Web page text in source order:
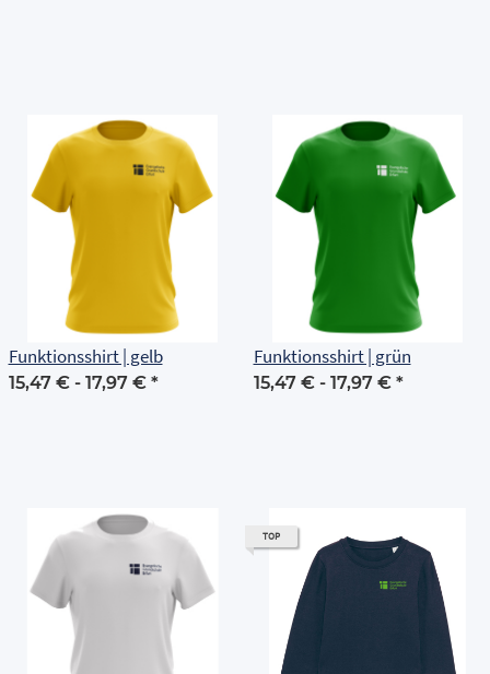
Funktionsshirt | gelb
15,47 € - 17,97 € *
Funktionsshirt | grün
15,47 € - 17,97 € *
TOP